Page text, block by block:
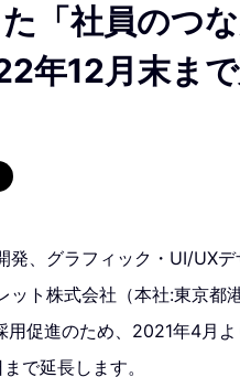
「社員のつ
年12月末ま
発、グラフィック・UI/UX
ット株式会社（本社:東京都
用促進のため、2021年4月
で延長します。